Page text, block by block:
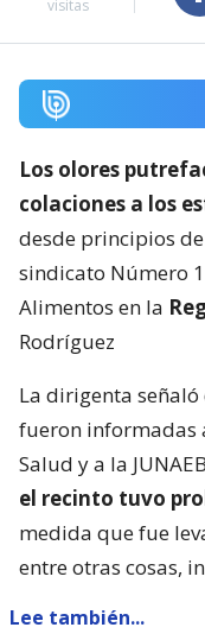
visitas
Los olores
colaciones a los
desde principios
sindicato Número
Alimentos en la
Rodríguez
La dirigenta
fueron informadas
Salud y a la
el recinto tuvo
medida que fue
entre otras cosas,
Lee también...